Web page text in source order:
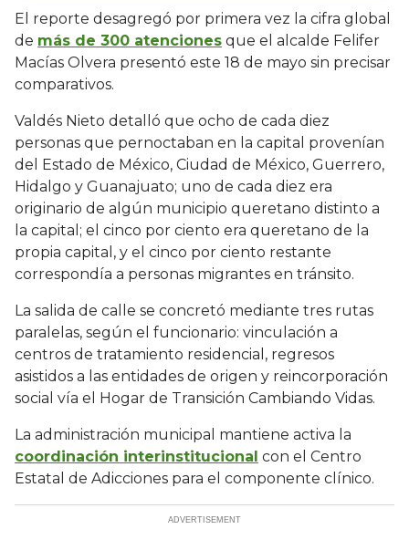
El reporte desagregó por primera vez la cifra global
de más de 300 atenciones que el alcalde Felifer
Macías Olvera presentó este 18 de mayo sin precisar
comparativos.
Valdés Nieto detalló que ocho de cada diez
personas que pernoctaban en la capital provenían
del Estado de México, Ciudad de México, Guerrero,
Hidalgo y Guanajuato; uno de cada diez era
originario de algún municipio queretano distinto a
la capital; el cinco por ciento era queretano de la
propia capital, y el cinco por ciento restante
correspondía a personas migrantes en tránsito.
La salida de calle se concretó mediante tres rutas
paralelas, según el funcionario: vinculación a
centros de tratamiento residencial, regresos
asistidos a las entidades de origen y reincorporación
social vía el Hogar de Transición Cambiando Vidas.
La administración municipal mantiene activa la
coordinación interinstitucional con el Centro
Estatal de Adicciones para el componente clínico.